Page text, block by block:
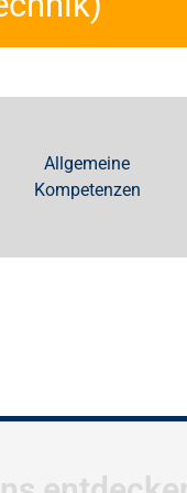
Allgemeine
Kompetenzen